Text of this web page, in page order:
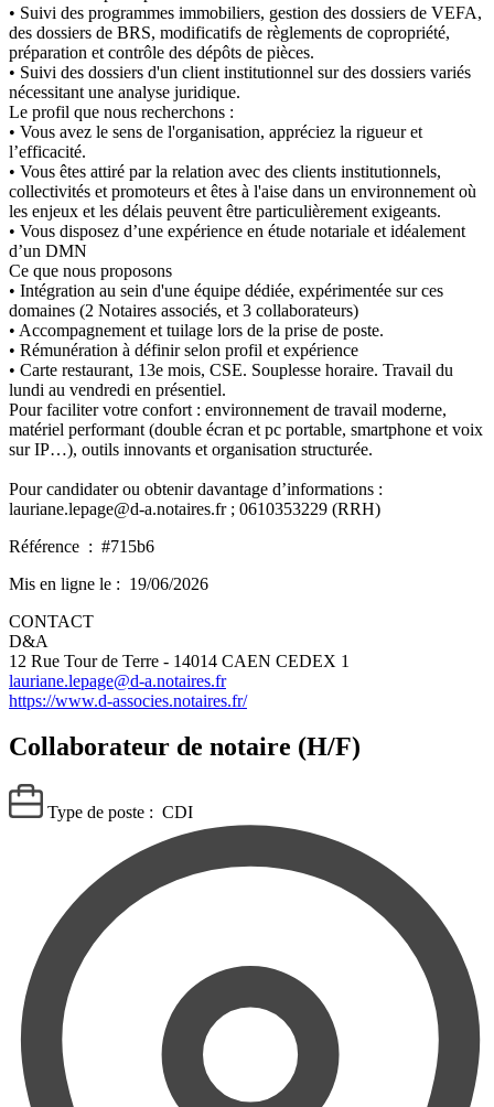
• Suivi des programmes immobiliers, gestion des dossiers de VEFA,
des dossiers de BRS, modificatifs de règlements de copropriété,
préparation et contrôle des dépôts de pièces.
• Suivi des dossiers d'un client institutionnel sur des dossiers variés
nécessitant une analyse juridique.
Le profil que nous recherchons :
• Vous avez le sens de l'organisation, appréciez la rigueur et
l’efficacité.
• Vous êtes attiré par la relation avec des clients institutionnels,
collectivités et promoteurs et êtes à l'aise dans un environnement où
les enjeux et les délais peuvent être particulièrement exigeants.
• Vous disposez d’une expérience en étude notariale et idéalement
d’un DMN
Ce que nous proposons
• Intégration au sein d'une équipe dédiée, expérimentée sur ces
domaines (2 Notaires associés, et 3 collaborateurs)
• Accompagnement et tuilage lors de la prise de poste.
• Rémunération à définir selon profil et expérience
• Carte restaurant, 13e mois, CSE. Souplesse horaire. Travail du
lundi au vendredi en présentiel.
Pour faciliter votre confort : environnement de travail moderne,
matériel performant (double écran et pc portable, smartphone et voix
sur IP…), outils innovants et organisation structurée.
Pour candidater ou obtenir davantage d’informations :
lauriane.lepage@d-a.notaires.fr ; 0610353229 (RRH)
Référence : #715b6
Mis en ligne le : 19/06/2026
CONTACT
D&A
12 Rue Tour de Terre - 14014 CAEN CEDEX 1
lauriane.lepage@d-a.notaires.fr
https://www.d-associes.notaires.fr/
Collaborateur de notaire (H/F)
Type de poste : CDI